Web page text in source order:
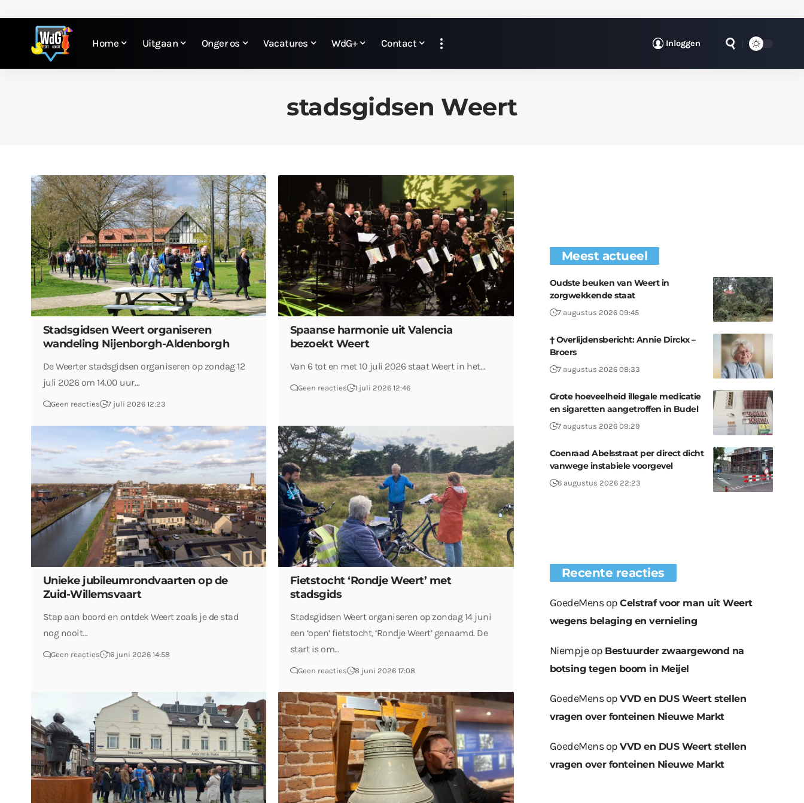
Home Uitgaan Onger os Vacatures WdG+ Contact Inloggen
stadsgidsen Weert
Stadsgidsen Weert organiseren
wandeling Nijenborgh-Aldenborgh
De Weerter stadsgidsen organiseren op zondag 12
juli 2026 om 14.00 uur…
Geen reacties 7 juli 2026 12:23
Spaanse harmonie uit Valencia
bezoekt Weert
Van 6 tot en met 10 juli 2026 staat Weert in het…
Geen reacties 1 juli 2026 12:46
Unieke jubileumrondvaarten op de
Zuid-Willemsvaart
Stap aan boord en ontdek Weert zoals je de stad
nog nooit…
Geen reacties 16 juni 2026 14:58
Fietstocht ‘Rondje Weert’ met
stadsgids
Stadsgidsen Weert organiseren op zondag 14 juni
een ‘open’ fietstocht, ‘Rondje Weert’ genaamd. De
start is om…
Geen reacties 8 juni 2026 17:08
Meest actueel
Oudste beuken van Weert in
zorgwekkende staat
7 augustus 2026 09:45
† Overlijdensbericht: Annie Dirckx –
Broers
7 augustus 2026 08:33
Grote hoeveelheid illegale medicatie
en sigaretten aangetroffen in Budel
7 augustus 2026 09:29
Coenraad Abelsstraat per direct dicht
vanwege instabiele voorgevel
6 augustus 2026 22:23
Recente reacties
GoedeMensopCelstraf voor man uit Weert
wegens belaging en vernieling
Niempjeop Bestuurder zwaargewond na
botsing tegen boom in Meijel
GoedeMensopVVD en DUS Weert stellen
vragen over fonteinen Nieuwe Markt
GoedeMensopVVD en DUS Weert stellen
vragen over fonteinen Nieuwe Markt